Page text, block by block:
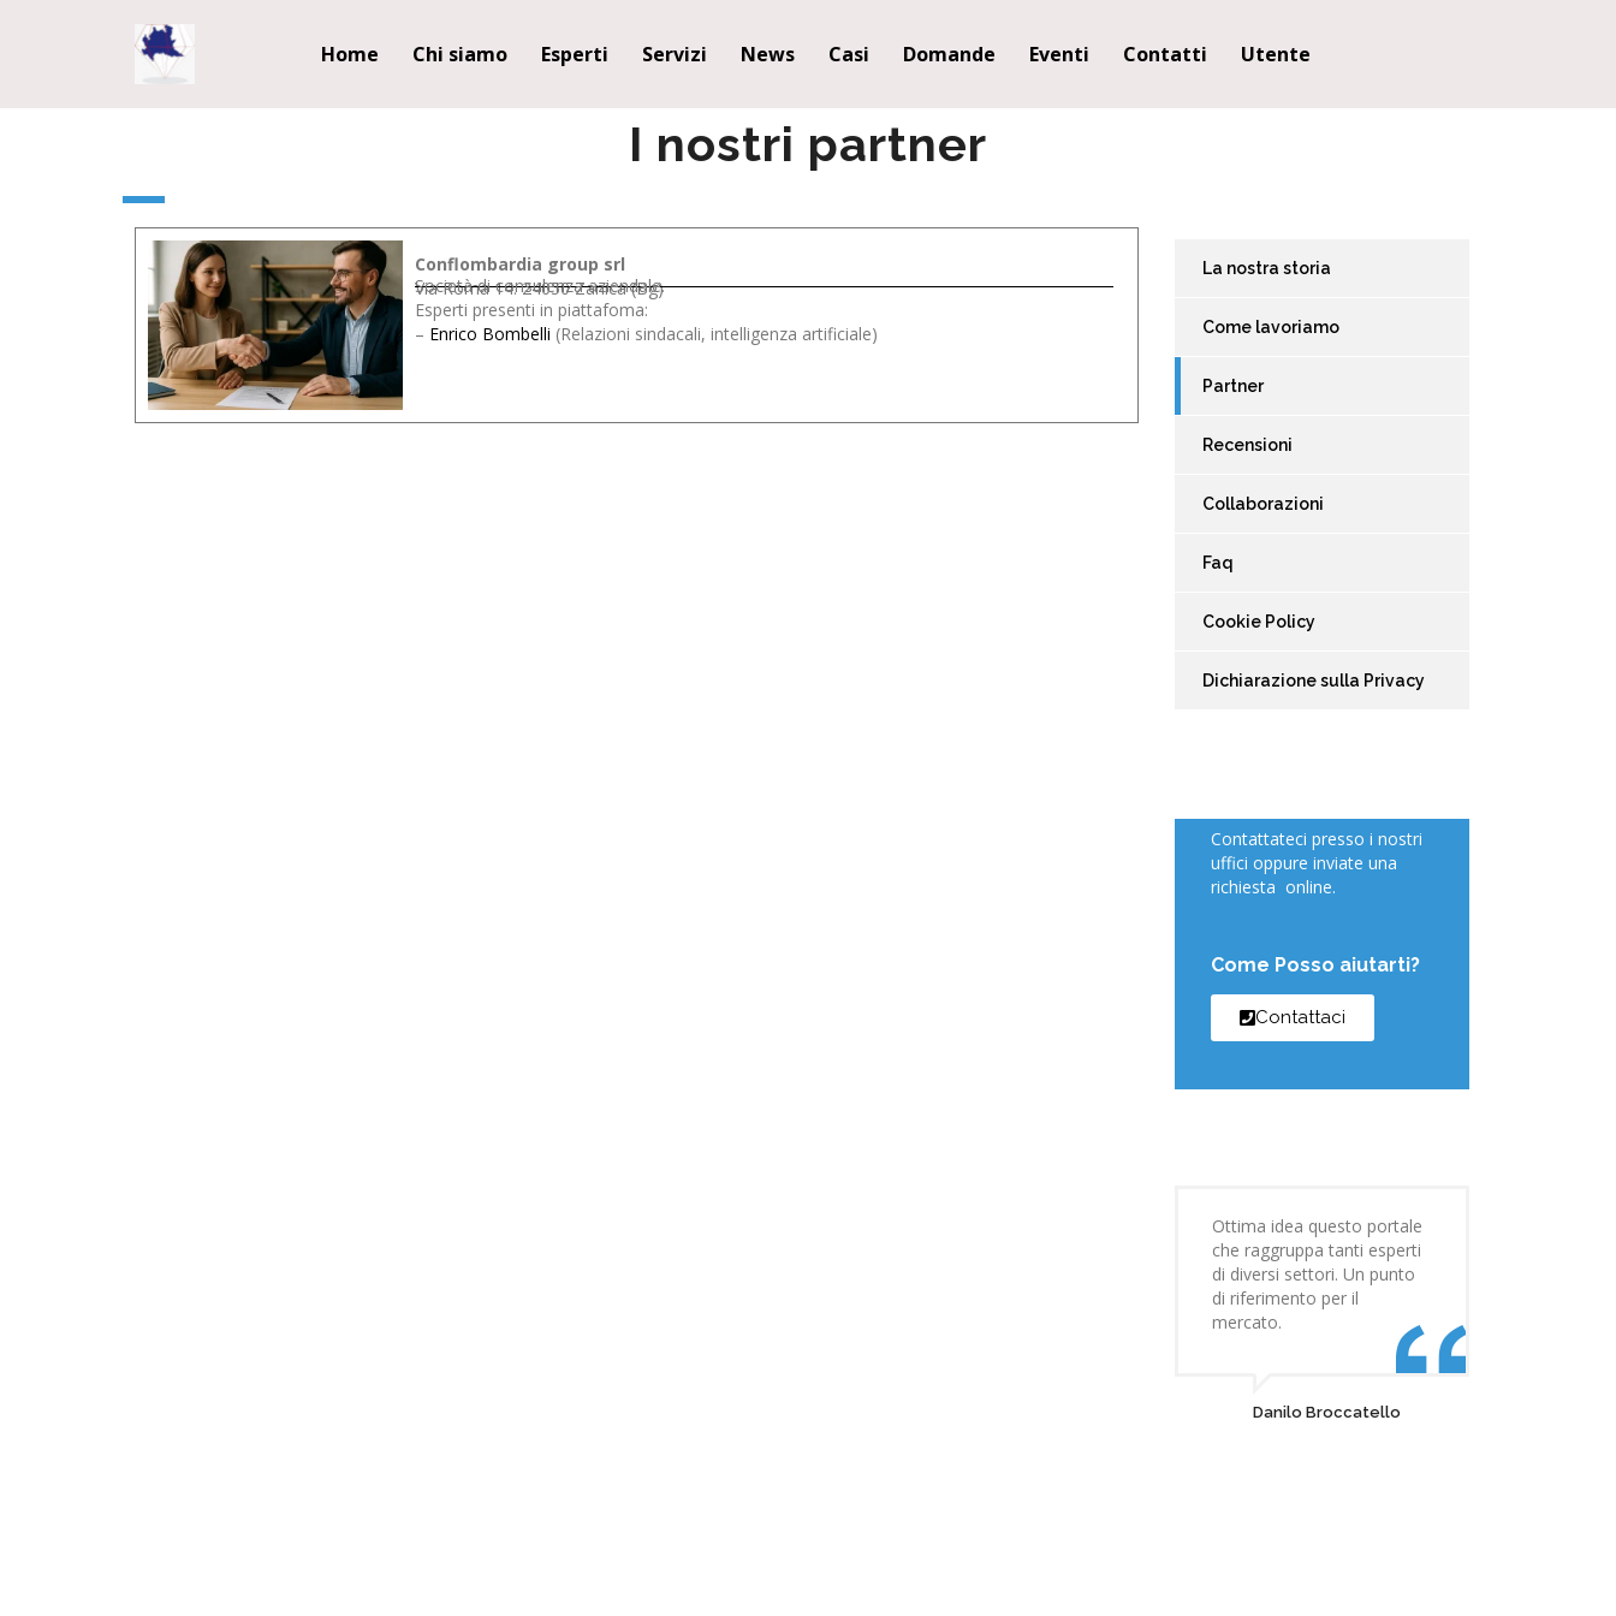
Home Chi siamo Esperti Servizi News Casi Domande Eventi Contatti Utente
I nostri partner
Conflombardia group srl
Via Roma 14. 24050 Zanica (Bg)
Società di consulenza aziendale.
Esperti presenti in piattafoma:
– Enrico Bombelli (Relazioni sindacali, intelligenza artificiale)
La nostra storia
Come lavoriamo
Partner
Recensioni
Collaborazioni
Faq
Cookie Policy
Dichiarazione sulla Privacy
Contattateci presso i nostri
uffici oppure inviate una
richiesta online.
Come Posso aiutarti?
Contattaci
Ottima idea questo portale
che raggruppa tanti esperti
di diversi settori. Un punto
di riferimento per il
mercato.
Danilo Broccatello